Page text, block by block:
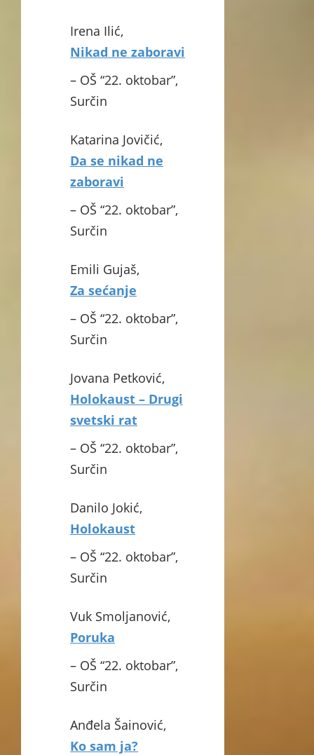
Irena Ilić,
Nikad ne zaboravi
– OŠ “22. oktobar”,
Surčin
Katarina Jovičić,
Da se nikad ne
zaboravi
– OŠ “22. oktobar”,
Surčin
Emili Gujaš,
Za sećanje
– OŠ “22. oktobar”,
Surčin
Jovana Petković,
Holokaust – Drugi
svetski rat
– OŠ “22. oktobar”,
Surčin
Danilo Jokić,
Holokaust
– OŠ “22. oktobar”,
Surčin
Vuk Smoljanović,
Poruka
– OŠ “22. oktobar”,
Surčin
Anđela Šainović,
Ko sam ja?